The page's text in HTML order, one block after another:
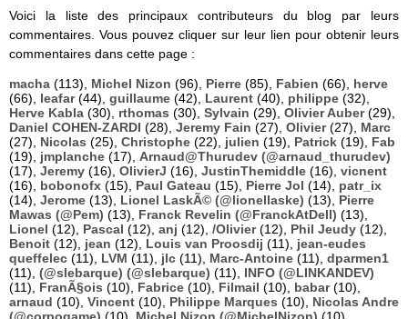
Voici la liste des principaux contributeurs du blog par leurs
commentaires. Vous pouvez cliquer sur leur lien pour obtenir leurs
commentaires dans cette page :
macha (113), Michel Nizon (96), Pierre (85), Fabien (66), herve
(66), leafar(44), guillaume (42), Laurent (40), philippe (32),
Herve Kabla (30), rthomas (30), Sylvain (29), Olivier Auber(29),
Daniel COHEN-ZARDI (28), Jeremy Fain (27), Olivier(27), Marc
(27), Nicolas (25), Christophe (22), julien (19), Patrick (19), Fab
(19), jmplanche (17), Arnaud@Thurudev (@arnaud_thurudev)
(17), Jeremy (16), OlivierJ (16), JustinThemiddle (16), vicnent
(16), bobonofx (15), Paul Gateau (15), Pierre Jol (14), patr_ix
(14), Jerome (13), Lionel LaskÃ© (@lionellaske) (13), Pierre
Mawas (@Pem) (13), Franck Revelin (@FranckAtDell) (13),
Lionel (12), Pascal (12), anj (12), /Olivier(12), Phil Jeudy (12),
Benoit (12), jean (12), Louis van Proosdij (11), jean-eudes
queffelec (11), LVM (11), jlc (11), Marc-Antoine (11), dparmen1
(11), (@slebarque) (@slebarque) (11), INFO (@LINKANDEV)
(11), FranÃ§ois (10), Fabrice (10), Filmail (10), babar(10),
arnaud (10), Vincent (10), Philippe Marques (10), Nicolas Andre